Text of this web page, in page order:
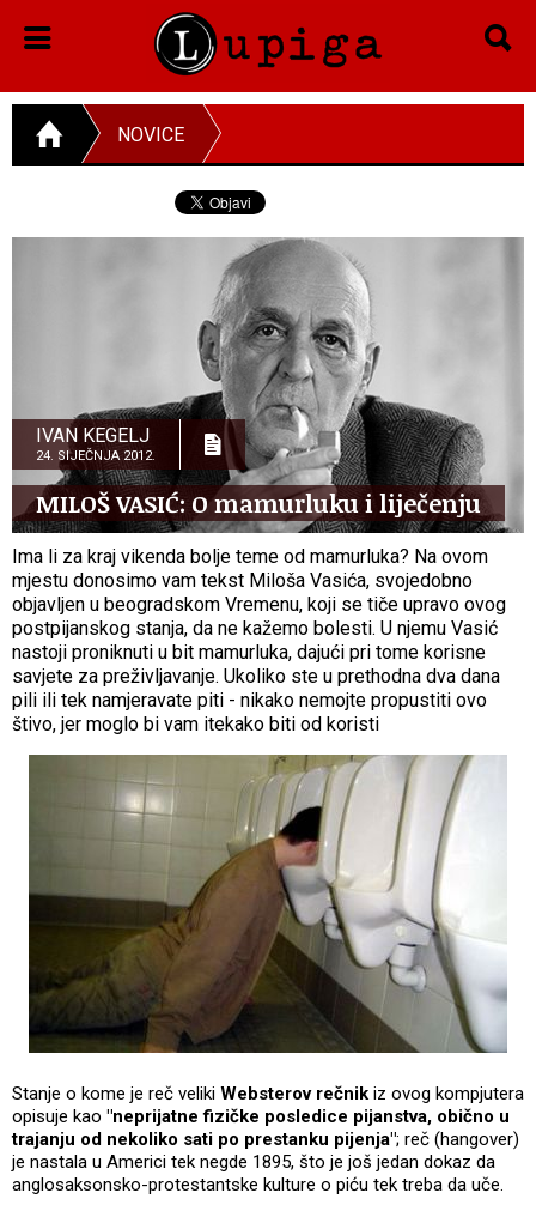
NOVICE
IVAN KEGELJ
24. SIJEČNJA 2012.
MILOŠ VASIĆ: O mamurluku i liječenju
Ima li za kraj vikenda bolje teme od mamurluka? Na ovom
mjestu donosimo vam tekst Miloša Vasića, svojedobno
objavljen u beogradskom Vremenu, koji se tiče upravo ovog
postpijanskog stanja, da ne kažemo bolesti. U njemu Vasić
nastoji proniknuti u bit mamurluka, dajući pri tome korisne
savjete za preživljavanje. Ukoliko ste u prethodna dva dana
pili ili tek namjeravate piti - nikako nemojte propustiti ovo
štivo, jer moglo bi vam itekako biti od koristi
Stanje o kome je reč veliki Websterov rečnik iz ovog kompjutera
opisuje kao "neprijatne fizičke posledice pijanstva, obično u
trajanju od nekoliko sati po prestanku pijenja"; reč (hangover)
je nastala u Americi tek negde 1895, što je još jedan dokaz da
anglosaksonsko-protestantske kulture o piću tek treba da uče.